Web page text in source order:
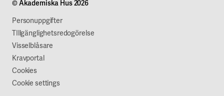
Jobba hos oss
Vår syn på hållbarhet
© Akademiska Hus 2026
Personuppgifter
TIllgänglighetsredogörelse
Visselblåsare
Kravportal
Cookies
Cookie settings